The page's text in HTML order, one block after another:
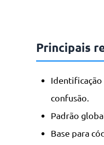
Principais
Identificação
confusão.
Padrão
Base para